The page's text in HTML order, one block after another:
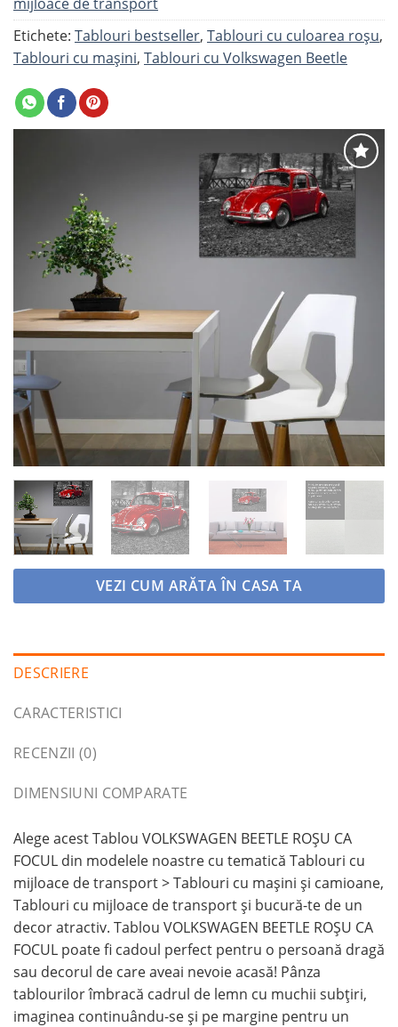
Adaugă
la
favorite
VEZI CUM ARĂTA ÎN CASA TA
Etichete: Tablouri bestseller, Tablouri cu culoarea roșu,
Tablouri cu mașini, Tablouri cu Volkswagen Beetle
DESCRIERE
CARACTERISTICI
RECENZII (0)
DIMENSIUNI COMPARATE
Alege acest Tablou VOLKSWAGEN BEETLE ROȘU CA
FOCUL din modelele noastre cu tematică Tablouri cu
mijloace de transport > Tablouri cu maşini şi camioane,
Tablouri cu mijloace de transport și bucură-te de un
decor atractiv. Tablou VOLKSWAGEN BEETLE ROȘU CA
FOCUL poate fi cadoul perfect pentru o persoană dragă
sau decorul de care aveai nevoie acasă! Pânza
tablourilor îmbracă cadrul de lemn cu muchii subțiri,
imaginea continuându-se și pe margine pentru un